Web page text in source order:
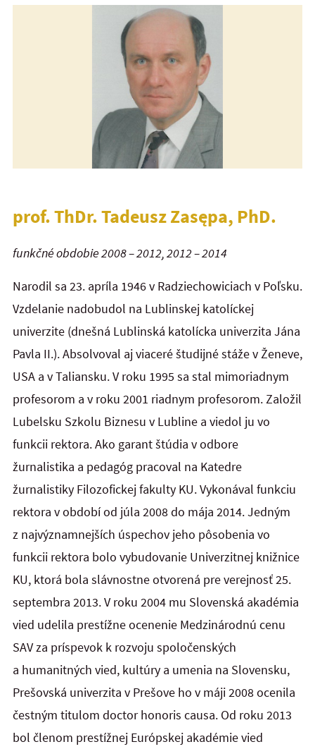
prof. ThDr. Tadeusz Zasępa, PhD.
funkčné obdobie 2008 – 2012, 2012 – 2014
Narodil sa 23. apríla 1946 v Radziechowiciach v Poľsku.
Vzdelanie nadobudol na Lublinskej katolíckej
univerzite (dnešná Lublinská katolícka univerzita Jána
Pavla II.). Absolvoval aj viaceré študijné stáže v Ženeve,
USA a v Taliansku. V roku 1995 sa stal mimoriadnym
profesorom a v roku 2001 riadnym profesorom. Založil
Lubelsku Szkolu Biznesu v Lubline a viedol ju vo
funkcii rektora. Ako garant štúdia v odbore
žurnalistika a pedagóg pracoval na Katedre
žurnalistiky Filozofickej fakulty KU. Vykonával funkciu
rektora v období od júla 2008 do mája 2014. Jedným
z najvýznamnejších úspechov jeho pôsobenia vo
funkcii rektora bolo vybudovanie Univerzitnej knižnice
KU, ktorá bola slávnostne otvorená pre verejnosť 25.
septembra 2013. V roku 2004 mu Slovenská akadémia
vied udelila prestížne ocenenie Medzinárodnú cenu
SAV za príspevok k rozvoju spoločenských
a humanitných vied, kultúry a umenia na Slovensku,
Prešovská univerzita v Prešove ho v máji 2008 ocenila
čestným titulom doctor honoris causa. Od roku 2013
bol členom prestížnej Európskej akadémie vied